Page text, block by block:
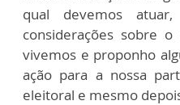
qual devemos
considerações sobre
vivemos e proponho
ação para a nossa
eleitoral e mesmo